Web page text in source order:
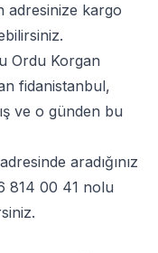
adresinize kargo
Ordu Korgan
fidanistanbul,
ve o günden bu
adresinde aradığınız
814 00 41 nolu